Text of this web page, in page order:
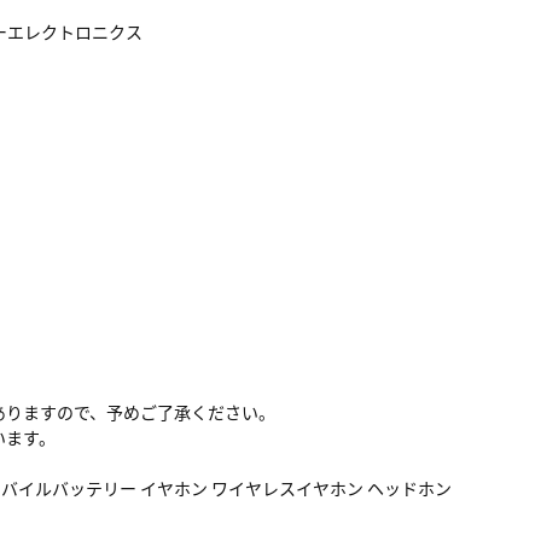
レクトロニクス
ますので、予めご了承ください。
す。
イルバッテリー イヤホン ワイヤレスイヤホン ヘッドホン